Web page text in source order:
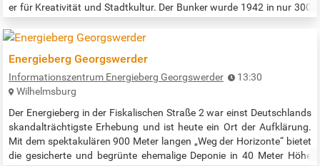
er für Kreativität und Stadtkultur. Der Bunker wurde 1942 in nur 300
für die Opfer des NS-Regimes. Während der Umbaumaßnahmen
Energieberg Georgswerder
Informationszentrum Energieberg Georgswerder
13:30
Wilhelmsburg
Der Energieberg in der Fiskalischen Straße 2 war einst Deutschlands
skandalträchtigste Erhebung und ist heute ein Ort der Aufklärung.
Mit dem spektakulären 900 Meter langen „Weg der Horizonte“ bietet
die gesicherte und begrünte ehemalige Deponie in 40 Meter Höhe